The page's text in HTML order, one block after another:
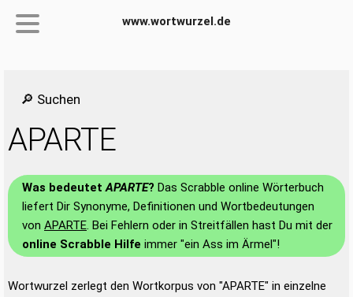
www.wortwurzel.de
🔎 Suchen
APARTE
Was bedeutetAPARTE? Das Scrabble online Wörterbuch
liefert Dir Synonyme, Definitionen und Wortbedeutungen
von APARTE. Bei Fehlern oder in Streitfällen hast Du mit der
online Scrabble Hilfe immer "ein Ass im Ärmel"!
Wortwurzel zerlegt den Wortkorpus von "APARTE" in einzelne